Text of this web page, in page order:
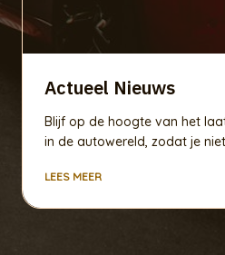
Actueel Nieuws
Blijf op de hoogte van het
in de autowereld, zodat je
LEES MEER